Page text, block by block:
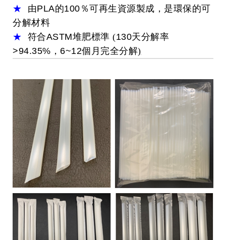
★ 由PLA的100％可再生資源製成，是環保的可
分解材料
★
符合ASTM堆肥標準 (130天分解率
>94.35% ， 6~12個月完全分解)